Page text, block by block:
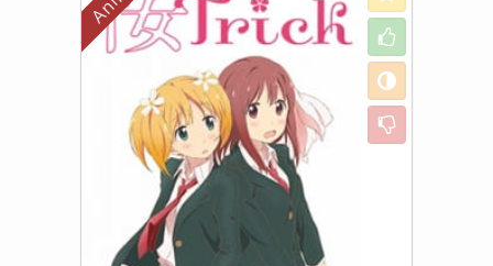
Like
Neutral
Dislike